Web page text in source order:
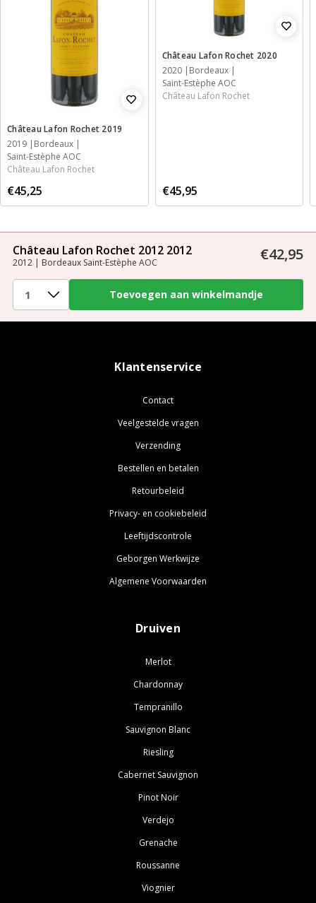
Château Lafon Rochet 2019
2019
Bordeaux
Saint-Estèphe AOC
Château Lafon Rochet
€45,25
Château Lafon Rochet 2020
2020
Bordeaux
Saint-Estèphe AOC
Château Lafon Rochet
€45,95
Château Lafon Rochet 2012 2012
2012 | Bordeaux Saint-Estèphe AOC €42,95
Klantenservice
Contact
Veelgestelde vragen
Verzending
Bestellen en betalen
Retourbeleid
Privacy- en cookiebeleid
Leeftijdscontrole
Geborgen Werkwijze
Algemene Voorwaarden
Druiven
Merlot
Chardonnay
Tempranillo
Sauvignon Blanc
Riesling
Cabernet Sauvignon
Pinot Noir
Verdejo
Grenache
Roussanne
Viognier